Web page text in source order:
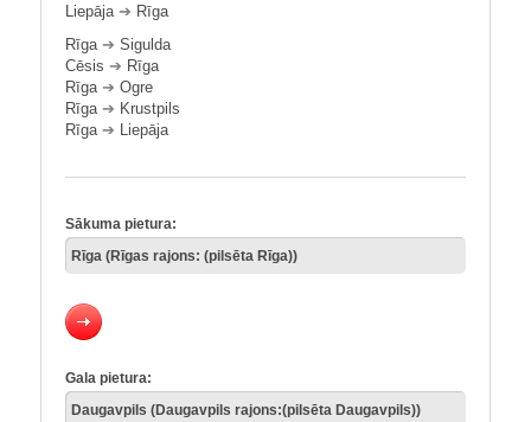
Liepāja➔ Rīga
Rīga➔ Sigulda
Cēsis ➔ Rīga
Rīga➔ Ogre
Rīga➔ Krustpils
Rīga➔ Liepāja
Sākuma pietura:
Gala pietura: